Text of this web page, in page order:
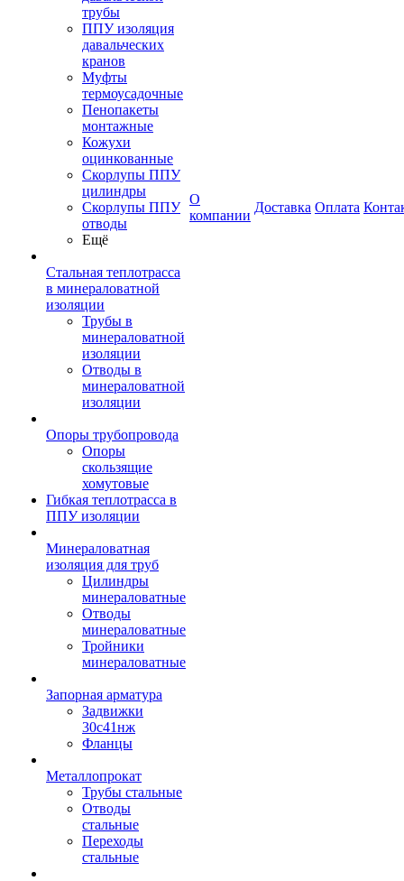
трубы
ППУ изоляция
давальческих
кранов
Муфты
термоусадочные
Пенопакеты
монтажные
Кожухи
оцинкованные
Скорлупы ППУ
цилиндры
Скорлупы ППУ
отводы
Ещё
Стальная теплотрасса
в минераловатной
изоляции
Трубы в
минераловатной
изоляции
Отводы в
минераловатной
изоляции
Опоры трубопровода
Опоры
скользящие
хомутовые
Гибкая теплотрасса в
ППУ изоляции
Минераловатная
изоляция для труб
Цилиндры
минераловатные
Отводы
минераловатные
Тройники
минераловатные
Запорная арматура
Задвижки
30с41нж
Фланцы
Металлопрокат
Трубы стальные
Отводы
стальные
Переходы
стальные
О
компании
Доставка Оплата